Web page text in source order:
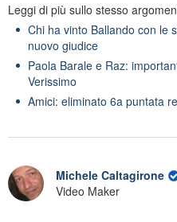
Leggi di più sullo stesso
Chi ha vinto Ballando con le
nuovo giudice
Paola Barale e Raz:
Verissimo
Amici: eliminato 6a puntata
Michele Caltagirone
Video Maker